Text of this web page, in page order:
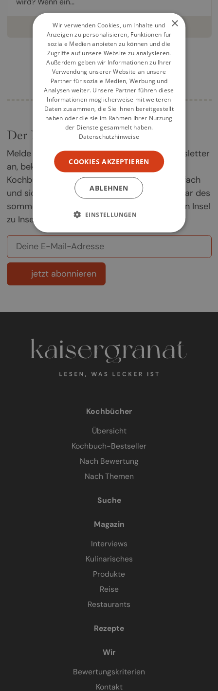
weiterlesen
Der Kochbuch-Newsletter
Melde dich jetzt für unseren Kochbuch-Newsletter
an, bekomme einmal im Monat die besten
Kochbuch-Empfehlungen direkt in dein Postfach
und sichere dir deine Chance auf ein Exemplar des
sommerlichen Griechenland-Kochbuchs „Von Insel
zu Insel".
jetzt abonnieren
Kochbücher
Übersicht
Kochbuch-Bestseller
Nach Bewertung
Nach Themen
Suche
Magazin
Interviews
Kulinarisches
Produkte
Reise
Restaurants
Rezepte
Wir
Bewertungskriterien
Kontakt
×
Wir verwenden Cookies, um Inhalte und
Anzeigen zu personalisieren, Funktionen für
soziale Medien anbieten zu können und die
Zugriffe auf unsere Website zu analysieren.
Außerdem geben wir Informationen zu Ihrer
Verwendung unserer Website an unsere
Partner für soziale Medien, Werbung und
Analysen weiter. Unsere Partner führen diese
Informationen möglicherweise mit weiteren
Daten zusammen, die Sie ihnen bereitgestellt
haben oder die sie im Rahmen Ihrer Nutzung
der Dienste gesammelt haben.
Datenschutzhinweise
COOKIES AKZEPTIEREN
ABLEHNEN
EINSTELLUNGEN